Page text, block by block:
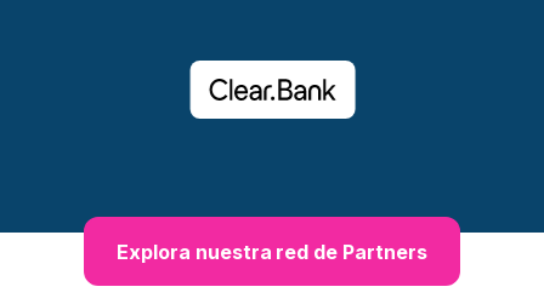
Explora nuestra red de Partners